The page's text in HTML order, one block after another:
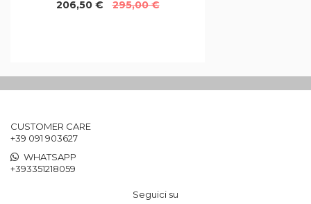
206,50 €
295,00 €
CUSTOMER CARE
+39 091 903627
WHATSAPP
+393351218059
Seguici su